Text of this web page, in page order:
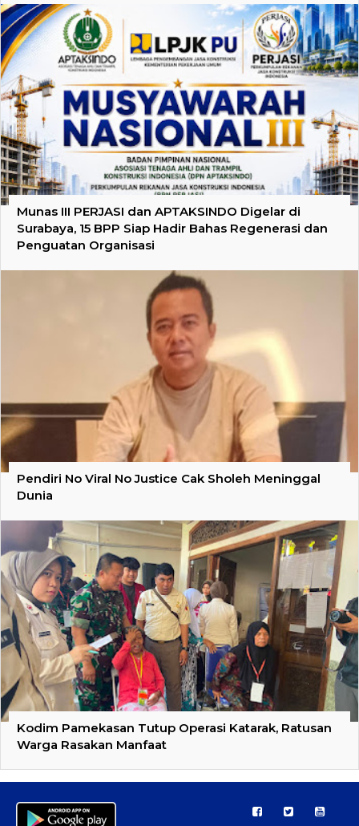
Munas III PERJASI dan APTAKSINDO Digelar di
Surabaya, 15 BPP Siap Hadir Bahas Regenerasi dan
Penguatan Organisasi
Pendiri No Viral No Justice Cak Sholeh Meninggal
Dunia
Kodim Pamekasan Tutup Operasi Katarak, Ratusan
Warga Rasakan Manfaat